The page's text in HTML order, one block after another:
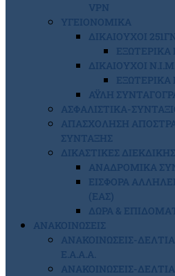
VPN
ΥΓΕΙΟΝΟΜΙΚΑ
ΔΙΚΑΙΟΥΧΟΙ
ΕΞΩΤΕΡΙΚΑ
ΔΙΚΑΙΟΥΧΟΙ
ΕΞΩΤΕΡΙΚΑ
ΑΫΛΗ
ΑΣΦΑΛΙΣΤΙΚΑ-
ΑΠΑΣΧΟΛΗΣΗ
ΣΥΝΤΑΞΗΣ
ΔΙΚΑΣΤΙΚΕΣ
ΑΝΑΔΡΟΜΙΚΑ
ΕΙΣΦΟΡΑ
(ΕΑΣ)
ΔΩΡΑ &
ΑΝΑΚΟΙΝΩΣΕΙΣ
ΑΝΑΚΟΙΝΩΣΕΙΣ-
Ε.Α.Α.Α.
ΑΝΑΚΟΙΝΩΣΕΙΣ-